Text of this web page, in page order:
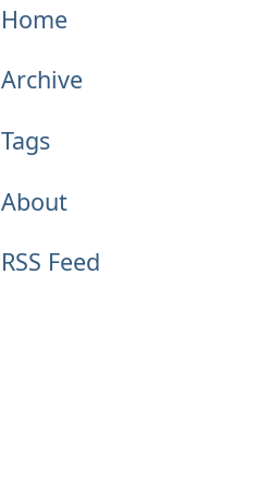
Home
Archive
Tags
About
RSS Feed